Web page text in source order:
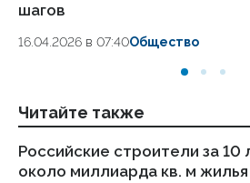
шагов
16.04.2026 в 07:40Общество
Читайте также
Российские строители за 10
около миллиарда кв. м